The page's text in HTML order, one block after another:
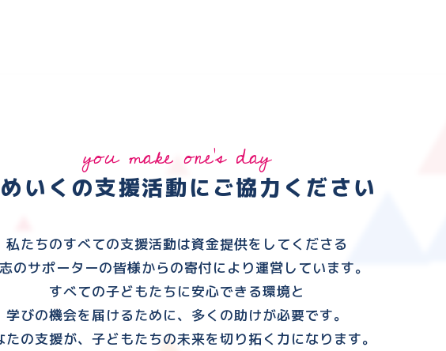
you make one's day
いくの支援活動に ご協力ください
私たちのすべての支援活動は資金提供をしてくださる
のサポーターの皆様からの寄付により運営しています。
すべての子どもたちに安心できる環境と
学びの機会を届けるために、多くの助けが必要です。
たの支援が、子どもたちの未来を切り拓く力になります。